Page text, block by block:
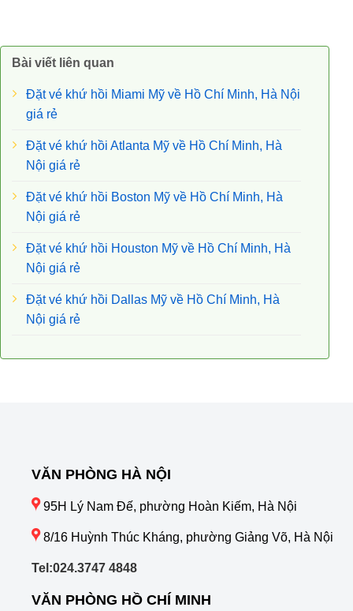
Bài viết liên quan
Đặt vé khứ hồi Miami Mỹ về Hồ Chí Minh, Hà Nội
giá rẻ
Đặt vé khứ hồi Atlanta Mỹ về Hồ Chí Minh, Hà
Nội giá rẻ
Đặt vé khứ hồi Boston Mỹ về Hồ Chí Minh, Hà
Nội giá rẻ
Đặt vé khứ hồi Houston Mỹ về Hồ Chí Minh, Hà
Nội giá rẻ
Đặt vé khứ hồi Dallas Mỹ về Hồ Chí Minh, Hà
Nội giá rẻ
VĂN PHÒNG HÀ NỘI
95H Lý Nam Đế, phường Hoàn Kiếm, Hà Nội
8/16 Huỳnh Thúc Kháng, phường Giảng Võ, Hà Nội
Tel:024.3747 4848
VĂN PHÒNG HỒ CHÍ MINH